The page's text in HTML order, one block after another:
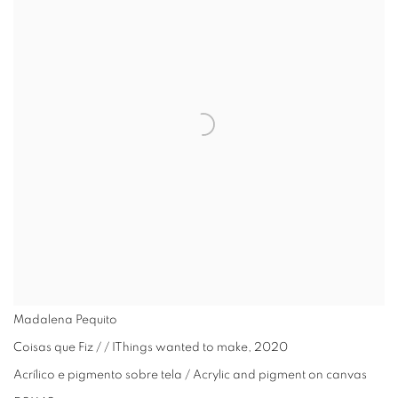
Madalena Pequito
Coisas que Fiz / / IThings wanted to make 2020
Acrílico e pigmento sobre tela / Acrylic and pigment on canvas